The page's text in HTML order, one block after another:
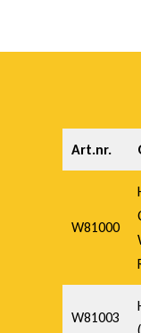
Art.nr.
W81000
W81003